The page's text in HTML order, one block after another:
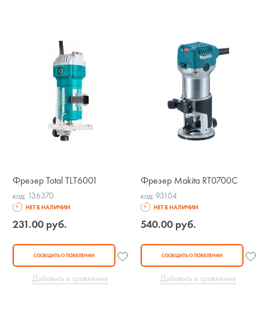
Фрезер Total TLT6001
код: 136370
НЕТ В НАЛИЧИИ
231.00 руб.
СООБЩИТЬ О ПОЯВЛЕНИИ
Добавить в сравнение
Фрезер Makita RT0700C
код: 93104
НЕТ В НАЛИЧИИ
540.00 руб.
СООБЩИТЬ О ПОЯВЛЕНИИ
Добавить в сравнение